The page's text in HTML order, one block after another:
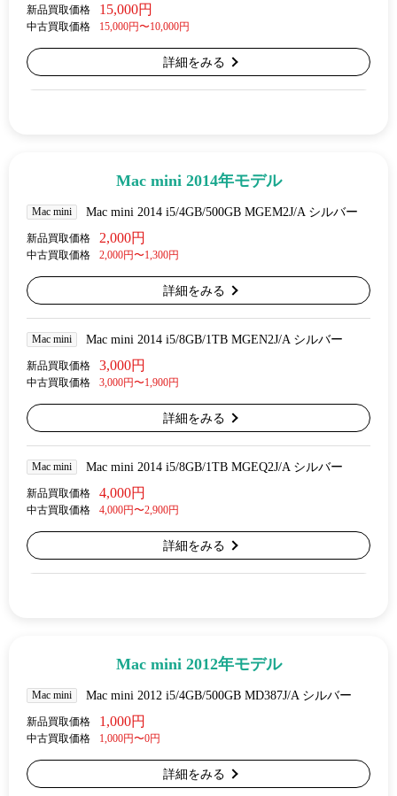
新品買取価格 15,000円
中古買取価格 15,000円〜10,000円
詳細をみる
Mac mini 2014年モデル
Mac mini Mac mini 2014 i5/4GB/500GB MGEM2J/A シルバー
新品買取価格 2,000円
中古買取価格 2,000円〜1,300円
詳細をみる
Mac mini Mac mini 2014 i5/8GB/1TB MGEN2J/A シルバー
新品買取価格 3,000円
中古買取価格 3,000円〜1,900円
詳細をみる
Mac mini Mac mini 2014 i5/8GB/1TB MGEQ2J/A シルバー
新品買取価格 4,000円
中古買取価格 4,000円〜2,900円
詳細をみる
Mac mini 2012年モデル
Mac mini Mac mini 2012 i5/4GB/500GB MD387J/A シルバー
新品買取価格 1,000円
中古買取価格 1,000円〜0円
詳細をみる